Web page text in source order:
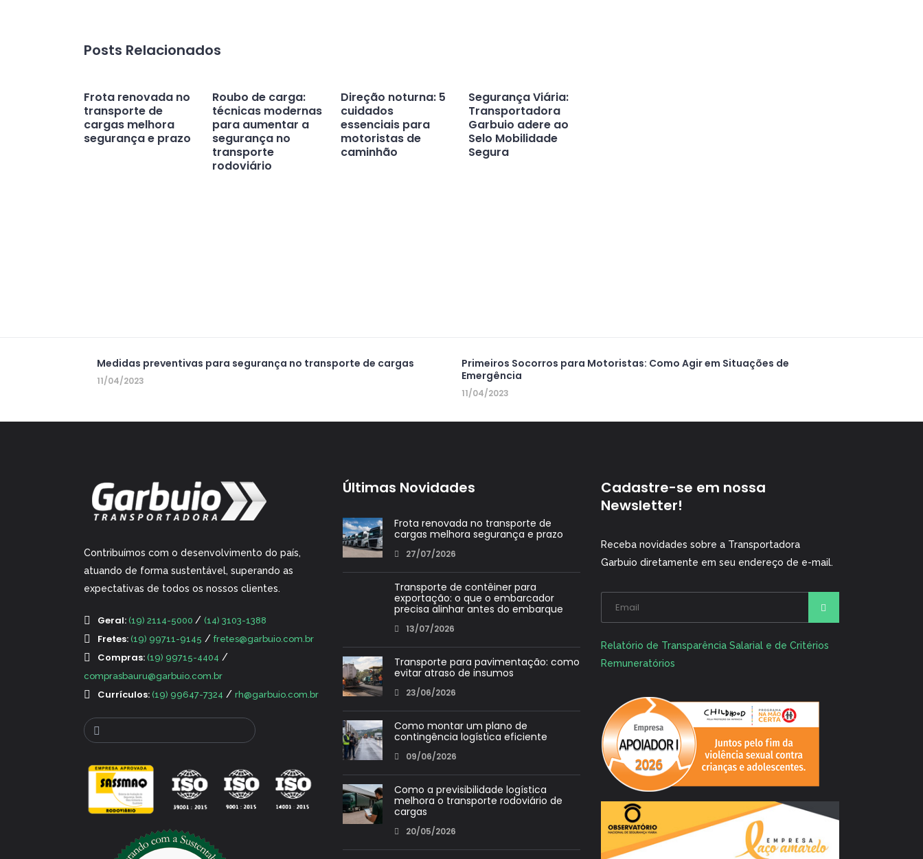
Posts Relacionados
Frota renovada no
transporte de
cargas melhora
segurança e prazo
Roubo de carga:
técnicas modernas
para aumentar a
segurança no
transporte
rodoviário
Direção noturna: 5
cuidados
essenciais para
motoristas de
caminhão
Segurança Viária:
Transportadora
Garbuio adere ao
Selo Mobilidade
Segura
Medidas preventivas para segurança no transporte de cargas
11/04/2023
Primeiros Socorros para Motoristas: Como Agir em Situações de
Emergência
11/04/2023
Contribuímos com o desenvolvimento do país,
atuando de forma sustentável, superando as
expectativas de todos os nossos clientes.
Geral: (19) 2114-5000 / (14) 3103-1388
Fretes: (19) 99711-9145 / fretes@garbuio.com.br
Compras: (19) 99715-4404 /
comprasbauru@garbuio.com.br
Currículos: (19) 99647-7324 / rh@garbuio.com.br
Últimas Novidades
Frota renovada no transporte de
cargas melhora segurança e prazo
27/07/2026
Transporte de contêiner para
exportação: o que o embarcador
precisa alinhar antes do embarque
13/07/2026
Transporte para pavimentação: como
evitar atraso de insumos
23/06/2026
Como montar um plano de
contingência logística eficiente
09/06/2026
Como a previsibilidade logística
melhora o transporte rodoviário de
cargas
20/05/2026
Cadastre-se em nossa
Newsletter!
Receba novidades sobre a Transportadora
Garbuio diretamente em seu endereço de e-mail.
Relatório de Transparência Salarial e de Critérios
Remuneratórios